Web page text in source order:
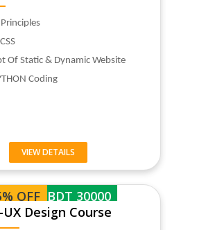
Of Static & Dynamic Website
Coding
VIEW DETAILS
BDT 30000
OFF
UX Design Course